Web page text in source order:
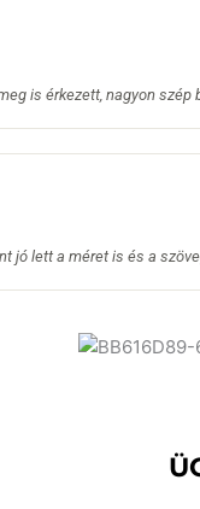
is érkezett, nagyon szép
jó lett a méret is és a